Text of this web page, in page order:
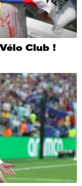
Club !